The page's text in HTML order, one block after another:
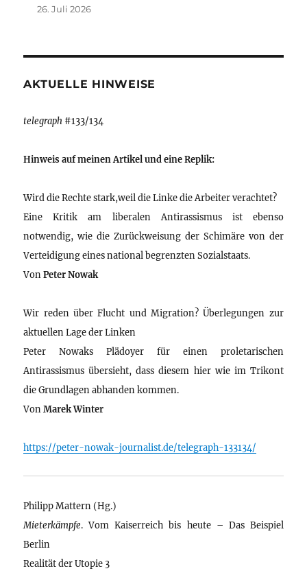
26. Juli 2026
AKTUELLE HINWEISE
telegraph #133/134
Hinweis auf meinen Artikel und eine Replik:
Wird die Rechte stark,weil die Linke die Arbeiter verachtet?
Eine Kritik am liberalen Antirassismus ist ebenso
notwendig, wie die Zurückweisung der Schimäre von der
Verteidigung eines national begrenzten Sozialstaats.
VonPeter Nowak
Wir reden über Flucht und Migration? Überlegungen zur
aktuellen Lage der Linken
Peter Nowaks Plädoyer für einen proletarischen
Antirassismus übersieht, dass diesem hier wie im Trikont
die Grundlagen abhanden kommen.
VonMarek Winter
https://peter-nowak-journalist.de/telegraph-133134/
Philipp Mattern (Hg.)
Mieterkämpfe. Vom Kaiserreich bis heute – Das Beispiel
Berlin
Realität der Utopie 3